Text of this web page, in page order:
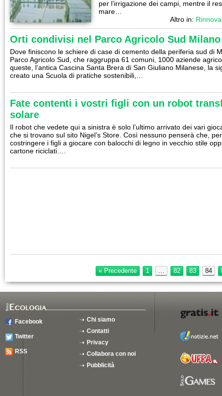
per l’irrigazione dei campi, mentre il
mare…
Altro in:
Orti condivisi nel Parco Agricolo Sud Milano
Dove finiscono le schiere di case di cemento della periferia sud di
Parco Agricolo Sud, che raggruppa 61 comuni, 1000 aziende
queste, l’antica Cascina Santa Brera di San Giuliano Milanese, la
creato una Scuola di pratiche sostenibili,…
Fate contenti i vostri figli con un robot
solare
Il robot che vedete qui a sinistra è solo l’ultimo arrivato dei vari
che si trovano sul sito Nigel’s Store. Così nessuno penserà che,
costringere i figli a giocare con balocchi di legno in vecchio stile
cartone riciclati….
« Precedente 1 … 82 83 84
Facebook
Twitter
RSS
Chi siamo
Contatti
Privacy
Collabora con noi
Pubblicità